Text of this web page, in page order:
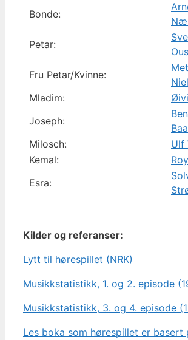
Bonde:
Petar:
Fru Petar/Kvinne:
Mladim:
Joseph:
Milosch:
Ulf
Kemal:
Esra:
Kilder og referanser:
Lytt til hørespillet (NRK)
Musikkstatistikk, 1. og 2. episode
Musikkstatistikk, 3. og 4. episode
Les boka som hørespillet er basert